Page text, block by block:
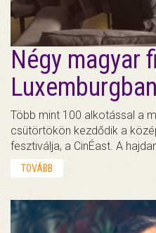
Négy magyar
Luxemburgban
Több mint 100 alkotással a
csütörtökön kezdődik a
fesztiválja, a CinÉast. A
TOVÁBB